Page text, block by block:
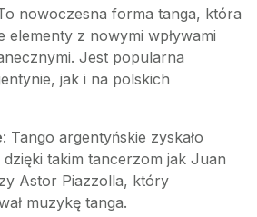
nowoczesna forma tanga, która
elementy z nowymi wpływami
Jest popularna
jak i na polskich
: Tango argentyńskie zyskało
dzięki takim tancerzom jak Juan
Astor Piazzolla, który
muzykę tanga.